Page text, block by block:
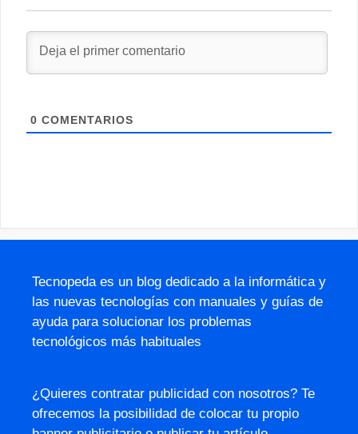
0 COMENTARIOS
Tecnopeda es un blog dedicado a la informática y
las nuevas tecnologías con manuales y guías de
ayuda para solucionar los problemas
tecnológicos más habituales
¿Quieres contratar publicidad con nosotros? Te
ofrecemos la posibilidad de colocar tu propio